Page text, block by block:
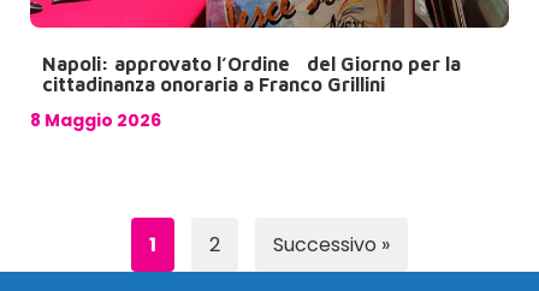
Napoli: approvato l’Ordine del Giorno per la
cittadinanza onoraria a Franco Grillini
8 Maggio 2026
1 2 Successivo »